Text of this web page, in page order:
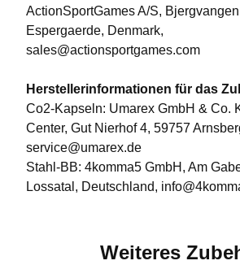
ActionSportGames A/S,
Espergaerde, Denmark,
sales@actionsportgames.com
Herstellerinformationen für das
Co2-Kapseln: Umarex GmbH & Co.
Center, Gut Nierhof 4, 59757
service@umarex.de
Stahl-BB: 4komma5 GmbH, Am
Lossatal, Deutschland,
Weiteres